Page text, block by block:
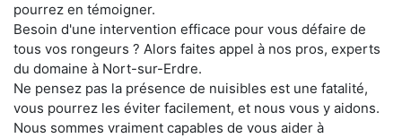
pourrez en témoigner.
Besoin d'une intervention efficace pour vous défaire de
tous vos rongeurs ? Alors faites appel à nos pros, experts
du domaine à Nort-sur-Erdre.
Ne pensez pas la présence de nuisibles est une fatalité,
vous pourrez les éviter facilement, et nous vous y aidons.
Nous sommes vraiment capables de vous aider à